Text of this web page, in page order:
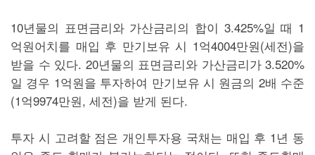
10년물의 표면금리와 가산금리의 합이 3.425%일 때 1
억원어치를 매입 후 만기보유 시 1억4004만원(세전)을
받을 수 있다. 20년물의 표면금리와 가산금리가 3.520%
일 경우 1억원을 투자하여 만기보유 시 원금의 2배 수준
(1억9974만원, 세전)을 받게 된다.
투자 시 고려할 점은 개인투자용 국채는 매입 후 1년 동